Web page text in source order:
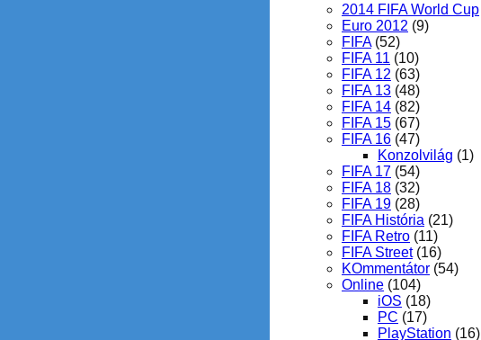
2014 FIFA World Cup
Euro 2012 (9)
FIFA(52)
FIFA 11 (10)
FIFA 12 (63)
FIFA 13 (48)
FIFA 14 (82)
FIFA 15 (67)
FIFA 16 (47)
Konzolvilág (1)
FIFA 17 (54)
FIFA 18 (32)
FIFA 19 (28)
FIFA História (21)
FIFA Retro (11)
FIFA Street(16)
KOmmentátor (54)
Online (104)
iOS (18)
PC (17)
PlayStation (16)